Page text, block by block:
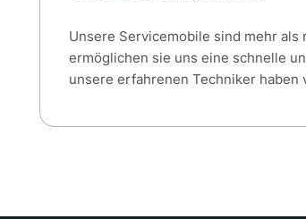
Unsere Servicemobile sind mehr
ermöglichen sie uns eine schnelle
unsere erfahrenen Techniker haben